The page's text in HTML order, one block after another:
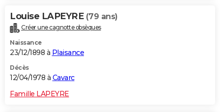
Louise LAPEYRE (79 ans)
Créer une cagnotte obsèques
Naissance
23/12/1898 à Plaisance
Décès
12/04/1978 à Cavarc
Famille LAPEYRE